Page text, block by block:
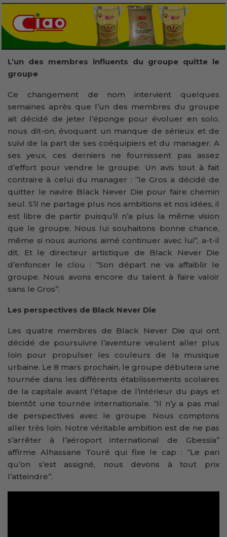
L’un des membres influents du groupe quitte le
groupe
Ce changement de nom intervient quelques
semaines après que l’un des membres du groupe
ait décidé de jeter l’éponge pour évoluer en solo,
nous dit-on, évoquant un manque de sérieux et de
suivi de la part de ses coéquipiers et du manager. A
ses yeux, ces derniers ne fournissent pas assez
d’effort pour vendre le groupe. Un avis tout à fait
contraire à celui du manager : ‘’le Gros a décidé de
quitter le navire Black Never Die pour faire chemin
seul. S’il ne partage plus nos ambitions et nos idées, il
est libre de partir puisqu’il n’a plus la même vision
que le groupe. Nous lui souhaitons bonne chance,
même si nous aurions aimé continuer avec lui’’, a-t-il
dit. Et le directeur artistique de Black Never Die
d’enfoncer le clou : ‘’Son départ ne va affaiblir le
groupe. Nous avons encore du talent à faire valoir
sans le Gros’’.
Les perspectives de Black Never Die
Les quatre membres de Black Never Die qui ont
décidé de poursuivre l’aventure veulent aller plus
loin pour propulser les couleurs de la musique
urbaine. Le 8 mars prochain, le groupe débutera une
tournée dans les différents établissements scolaires
de la capitale avant l’étape de l’intérieur du pays et
bientôt une tournée internationale. ‘’Il n’y a pas mal
de perspectives avec le groupe. Nous comptons
aller très loin. Notre véritable ambition est de ne pas
s’arrêter à l’aéroport international de Gbessia’’
affirme Alhassane Touré qui fixe le cap : ‘’Le pari
qu’on s’est assigné, nous devons à tout prix
l’atteindre’’.